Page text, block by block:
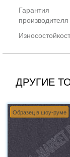
Гарантия
производителя
ДРУГИЕ
Образец в шоу-руме